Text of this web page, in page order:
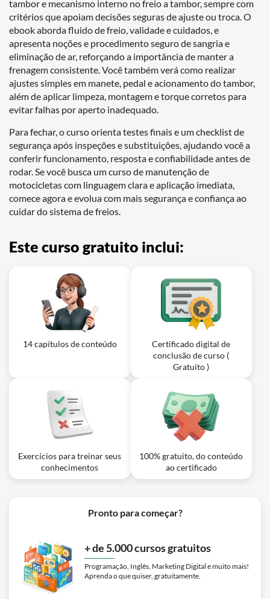
tambor e mecanismo interno no freio a tambor, sempre com
critérios que apoiam decisões seguras de ajuste ou troca. O
ebook aborda fluido de freio, validade e cuidados, e
apresenta noções e procedimento seguro de sangria e
eliminação de ar, reforçando a importância de manter a
frenagem consistente. Você também verá como realizar
ajustes simples em manete, pedal e acionamento do tambor,
além de aplicar limpeza, montagem e torque corretos para
evitar falhas por aperto inadequado.
Para fechar, o curso orienta testes finais e um checklist de
segurança após inspeções e substituições, ajudando você a
conferir funcionamento, resposta e confiabilidade antes de
rodar. Se você busca um curso de manutenção de
motocicletas com linguagem clara e aplicação imediata,
comece agora e evolua com mais segurança e confiança ao
cuidar do sistema de freios.
Este curso gratuito inclui:
14 capítulos de conteúdo
Certificado digital de
conclusão de curso (
Gratuito )
Exercícios para treinar seus
conhecimentos
100% gratuito, do conteúdo
ao certificado
Pronto para começar?
+ de 5.000 cursos gratuitos
Programação, Inglês, Marketing Digital e muito mais!
Aprenda o que quiser, gratuitamente.